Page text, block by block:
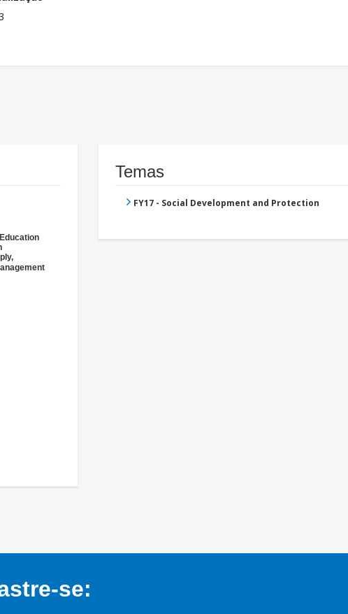
Temas
FY17 - Social Development and Protection
se: